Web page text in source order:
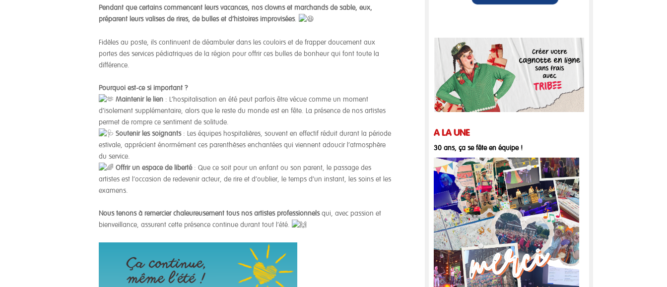
Pendant que certains commencent leurs vacances, nos clowns et marchands de sable, eux,
préparent leurs valises de rires, de bulles et d’histoires improvisées.
Fidèles au poste, ils continuent de déambuler dans les couloirs et de frapper doucement aux
portes des services pédiatriques de la région pour offrir ces bulles de bonheur qui font toute la
différence.
Pourquoi est-ce si important ?
Maintenir le lien : L’hospitalisation en été peut parfois être vécue comme un moment
d’isolement supplémentaire, alors que le reste du monde est en fête. La présence de nos artistes
permet de rompre ce sentiment de solitude.
Soutenir les soignants: Les équipes hospitalières, souvent en effectif réduit durant la période
estivale, apprécient énormément ces parenthèses enchantées qui viennent adoucir l’atmosphère
du service.
Offrir un espace de liberté: Que ce soit pour un enfant ou son parent, le passage des
artistes est l’occasion de redevenir acteur, de rire et d’oublier, le temps d’un instant, les soins et les
examens.
Nous tenons à remercier chaleureusement tous nos artistes professionnelsqui, avec passion et
bienveillance, assurent cette présence continue durant tout l’été.
A LA UNE
30 ans, ça se fête en équipe !